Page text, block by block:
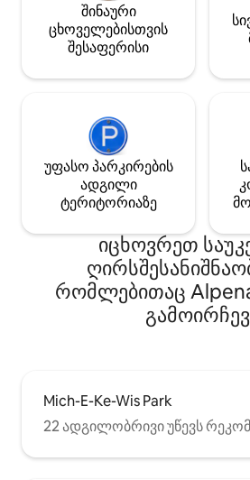
შინაური
ცხოველებისთვის
შესაფერისი
უფასო პარკირების
ადგილი
ტერიტორიაზე
იცხოვრეთ
რომლებითაც
Mich-E-Ke-Wis Park
22 ადგილობრივი უწევს